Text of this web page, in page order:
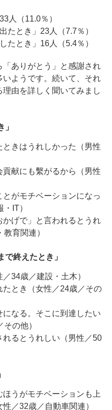
人（11.0％）
たとき」23人（7.7％）
たとき」16人（5.4％）
ありがとう」と感謝され
ようです。続いて、それ
由を詳しく聞いてみまし
ときはうれしかった（男性
貢献にも繫がるから（男性
とがモチベーションになっ
IT）
かげで」と言われるとうれ
育関連）
終えたとき」
34歳／建設・土木）
たとき（女性／24歳／その
になる。そこに到達したい
の他）
れるとうれしい（男性／50
ほうがモチベーションも上
／32歳／自動車関連）